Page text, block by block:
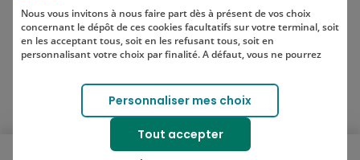
SUIVEZ-NOUS SUR LES RÉSEAUX
SOCIAUX
Lien vers le compte Instagram
Lien vers le compte TikTok
Ouvrir le menu mobile
Nous vous invitons à nous faire part dès à présent de vos choix
concernant le dépôt de ces cookies facultatifs sur votre terminal, soit
en les acceptant tous, soit en les refusant tous, soit en
personnalisant votre choix par finalité. A défaut, vous ne pourrez
Votre choix est libre et peut être modifié à tout moment, en cliquant
sur le lien "Cookies", en bas de page.
Pour en savoir plus sur les responsables de traitement et les
finalités, cliquez sur "Personnaliser mes choix".
Personnaliser mes choix
Tout accepter